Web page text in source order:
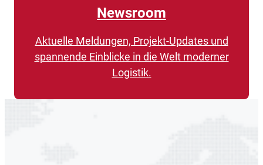
Newsroom
Aktuelle Meldungen, Projekt-Updates und
spannende Einblicke in die Welt moderner
Logistik.